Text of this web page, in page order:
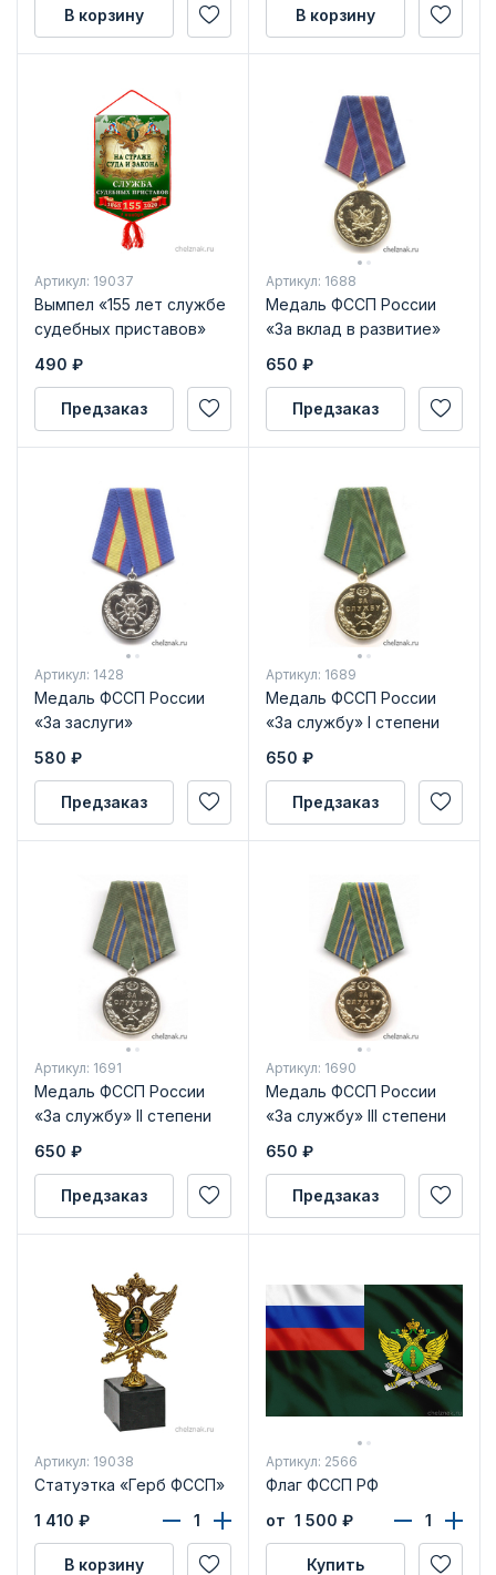
В корзину В корзину
Артикул: 19037
Вымпел «155 лет службе
судебных приставов»
490 ₽
Предзаказ
Артикул: 1688
Медаль ФССП России
«За вклад в развитие»
650 ₽
Предзаказ
Артикул: 1428
Медаль ФССП России
«За заслуги»
580 ₽
Предзаказ
Артикул: 1689
Медаль ФССП России
«За службу» I степени
650 ₽
Предзаказ
Артикул: 1691
Медаль ФССП России
«За службу» II степени
650 ₽
Предзаказ
Артикул: 1690
Медаль ФССП России
«За службу» III степени
650 ₽
Предзаказ
Артикул: 19038
Статуэтка «Герб ФССП»
1 410 ₽
В корзину
Артикул: 2566
Флаг ФССП РФ
от 1 500 ₽
Купить